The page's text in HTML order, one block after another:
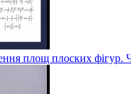
площ плоских фігур.